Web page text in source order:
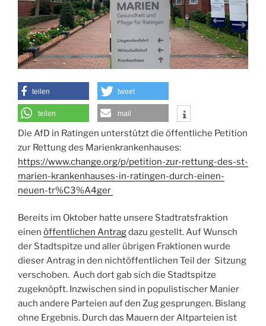
teilen tweet
teilen mail
Die AfD in Ratingen unterstützt die öffentliche Petition
zur Rettung des Marienkrankenhauses:
https://www.change.org/p/petition-zur-rettung-des-st-
marien-krankenhauses-in-ratingen-durch-einen-
neuen-tr%C3%A4ger
Bereits im Oktober hatte unsere Stadtratsfraktion
einen öffentlichen Antragdazu gestellt. Auf Wunsch
der Stadtspitze und aller übrigen Fraktionen wurde
dieser Antrag in den nichtöffentlichen Teil der Sitzung
verschoben. Auch dort gab sich die Stadtspitze
zugeknöpft. Inzwischen sind in populistischer Manier
auch andere Parteien auf den Zug gesprungen. Bislang
ohne Ergebnis. Durch das Mauern der Altparteien ist